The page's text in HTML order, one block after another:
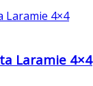
Laramie 4×4